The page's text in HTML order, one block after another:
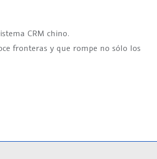
CRM chino.
fronteras y que rompe no sólo los